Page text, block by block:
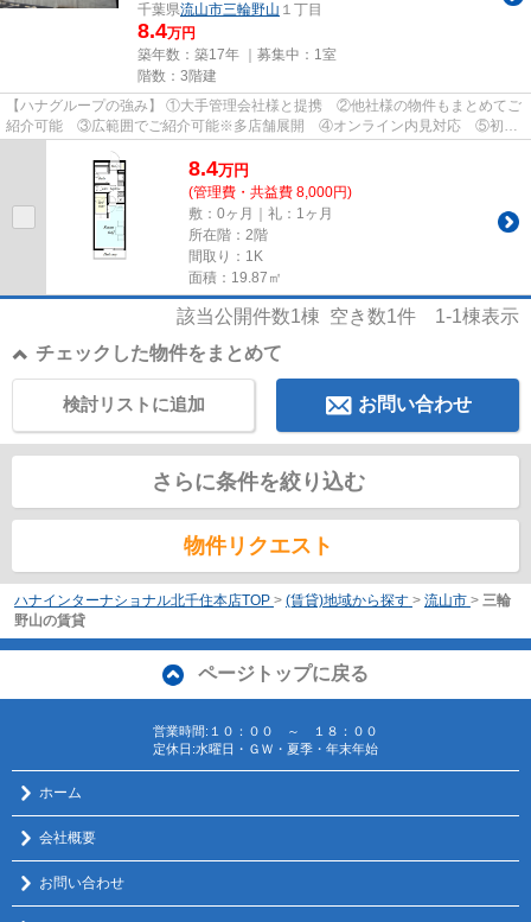
千葉県流山市三輪野山 １丁目
8.4万円
築年数：築17年 ｜募集中： 1室
階数：3階建
【ハナグループの強み】 ①大手管理会社様と提携 ②他社様の物件もまとめてご
紹介可能 ③広範囲でご紹介可能※多店舗展開 ④オンライン内見対応 ⑤初期
8.4万円
(管理費・共益費 8,000円)
敷：0ヶ月｜礼：1ヶ月
所在階：2階
間取り：1K
面積：19.87㎡
該当公開件数1棟 空き数1件 1-1棟表示
チェックした物件をまとめて
お問い合わせ
検討リストに追加
さらに条件を絞り込む
物件リクエスト
ハナインターナショナル北千住本店TOP > (賃貸)地域から探す > 流山市 > 三輪
野山の賃貸
ページトップに戻る
営業時間:１０：００ ～ １８：００
定休日:水曜日・ＧＷ・夏季・年末年始
ホーム
会社概要
お問い合わせ